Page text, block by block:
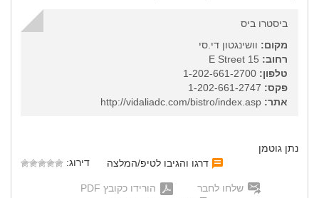
ביסטרו ביס
מקום: וושינגטון די.סי
רחוב:
טלפון:
פקס:
אתר:
נתן גוטמן
דרגו והגיבו לטיפ/המלצה
דירוג:
שלחו לחבר
הורידו כקובץ PDF